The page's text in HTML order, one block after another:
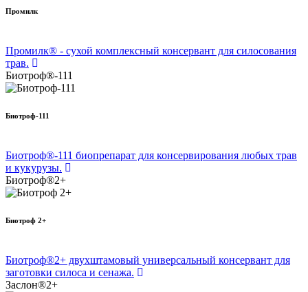
Промилк
Промилк® - сухой комплексный консервант для силосования
трав.
Биотроф®-111
Биотроф-111
Биотроф®-111 биопрепарат для консервирования любых трав
и кукурузы.
Биотроф®2+
Биотроф 2+
Биотроф®2+ двухштамовый универсальный консервант для
заготовки силоса и сенажа.
Заслон®2+